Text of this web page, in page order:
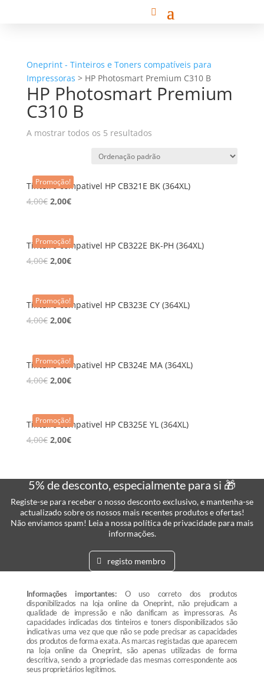
Oneprint - Tinteiros e Toners compatíveis para
Impressoras > HP Photosmart Premium C310 B
HP Photosmart Premium
C310 B
A mostrar todos os 5 resultados
Promoção!
Tinteiro compativel HP CB321E BK (364XL)
4,00€ 2,00€
Promoção!
Tinteiro compativel HP CB322E BK-PH (364XL)
4,00€ 2,00€
Promoção!
Tinteiro compativel HP CB323E CY (364XL)
4,00€ 2,00€
Promoção!
Tinteiro compativel HP CB324E MA (364XL)
4,00€ 2,00€
Promoção!
Tinteiro compativel HP CB325E YL (364XL)
4,00€ 2,00€
5% de desconto, especialmente para si 🎁
Registe-se para receber o nosso desconto exclusivo, e mantenha-se
actualizado sobre os nossos mais recentes produtos e ofertas!
Não enviamos spam! Leia a nossa política de privacidade para mais
informações.
registo membro
Informações importantes: O uso correto dos produtos
disponibilizados na loja online da Oneprint, não prejudicam a
qualidade de impressão e não danificam as impressoras. As
capacidades indicadas dos tinteiros e toners disponibilizados são
indicativas uma vez que que não se pode precisar as capacidades
dos produtos de forma exata. As marcas registadas que aparecem
na loja online da Oneprint, são apenas utilizadas de forma
descritiva, sendo a propriedade das mesmas correspondente aos
seus proprietários legítimos.